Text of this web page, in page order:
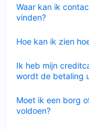
Waar kan ik
vinden?
Hoe kan ik zien
Ik heb mijn
wordt de betaling
Moet ik een borg
voldoen?